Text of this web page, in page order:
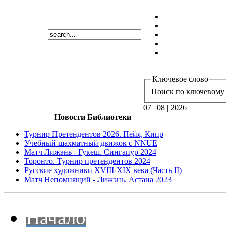
Ключевое слово
Поиск по ключевому
07 | 08 | 2026
Новости Библиотеки
Турнир Претендентов 2026. Пейя, Кипр
Учебный шахматный движок с NNUE
Матч Лижэнь - Гукеш. Сингапур 2024
Торонто. Турнир претендентов 2024
Русские художники XVIII-XIX века (Часть II)
Матч Непомнящий - Лижэнь. Астана 2023
Начало